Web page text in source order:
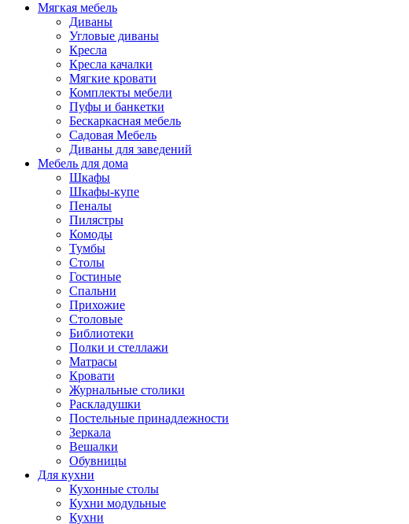
Мягкая мебель
Диваны
Угловые диваны
Кресла
Кресла качалки
Мягкие кровати
Комплекты мебели
Пуфы и банкетки
Бескаркасная мебель
Садовая Мебель
Диваны для заведений
Мебель для дома
Шкафы
Шкафы-купе
Пеналы
Пилястры
Комоды
Тумбы
Столы
Гостиные
Спальни
Прихожие
Столовые
Библиотеки
Полки и стеллажи
Матрасы
Кровати
Журнальные столики
Раскладушки
Постельные принадлежности
Зеркала
Вешалки
Обувницы
Для кухни
Кухонные столы
Кухни модульные
Кухни